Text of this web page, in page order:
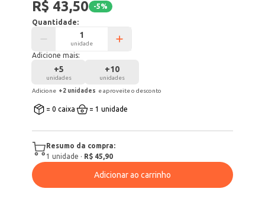
R$ 43,50 -5%
Quantidade:
unidade
Adicione mais:
+5
unidades
+10
unidades
Adicione +2 unidades e aproveite o desconto
= 0 caixa = 1 unidade
Resumo da compra:
1 unidade · R$ 45,90
Adicionar ao carrinho